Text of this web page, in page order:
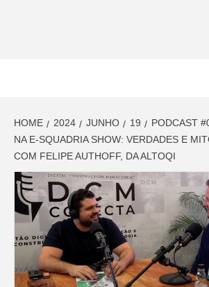
HOME 2024 JUNHO 19
PODCAST
NA E-SQUADRIA SHOW: VERDADES E
COM FELIPE AUTHOFF, DA ALTOQI